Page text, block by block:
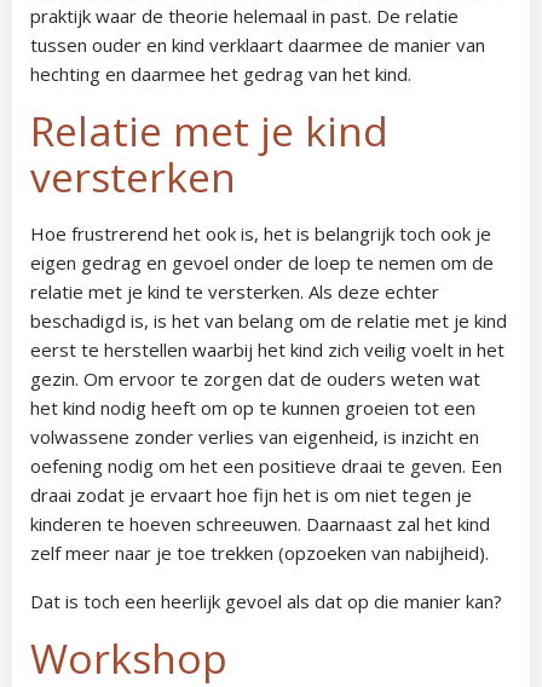
praktijk waar de theorie helemaal in past. De relatie
tussen ouder en kind verklaart daarmee de manier van
hechting en daarmee het gedrag van het kind.
Relatie met je kind
versterken
Hoe frustrerend het ook is, het is belangrijk toch ook je
eigen gedrag en gevoel onder de loep te nemen om de
relatie met je kind te versterken. Als deze echter
beschadigd is, is het van belang om de relatie met je kind
eerst te herstellen waarbij het kind zich veilig voelt in het
gezin. Om ervoor te zorgen dat de ouders weten wat
het kind nodig heeft om op te kunnen groeien tot een
volwassene zonder verlies van eigenheid, is inzicht en
oefening nodig om het een positieve draai te geven. Een
draai zodat je ervaart hoe fijn het is om niet tegen je
kinderen te hoeven schreeuwen. Daarnaast zal het kind
zelf meer naar je toe trekken (opzoeken van nabijheid).
Dat is toch een heerlijk gevoel als dat op die manier kan?
Workshop